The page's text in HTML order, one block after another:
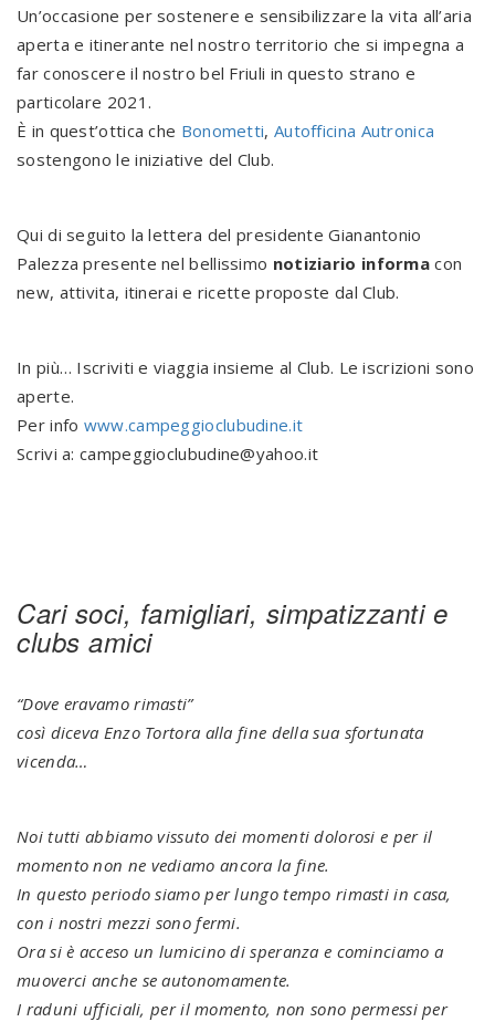
Un’occasione per sostenere e sensibilizzare la vita all’aria
aperta e itinerante nel nostro territorio che si impegna a
far conoscere il nostro bel Friuli in questo strano e
particolare 2021.
È in quest’ottica che Bonometti, Autofficina Autronica
sostengono le iniziative del Club.
Qui di seguito la lettera del presidente Gianantonio
Palezza presente nel bellissimo notiziario informa con
new, attivita, itinerai e ricette proposte dal Club.
In più… Iscriviti e viaggia insieme al Club. Le iscrizioni sono
aperte.
Per info www.campeggioclubudine.it
Scrivi a: campeggioclubudine@yahoo.it
Cari soci, famigliari, simpatizzanti e
clubs amici
“Dove eravamo rimasti”
così diceva Enzo Tortora alla fine della sua sfortunata
vicenda…
Noi tutti abbiamo vissuto dei momenti dolorosi e per il
momento non ne vediamo ancora la fine.
In questo periodo siamo per lungo tempo rimasti in casa,
con i nostri mezzi sono fermi.
Ora si è acceso un lumicino di speranza e cominciamo a
muoverci anche se autonomamente.
I raduni ufficiali, per il momento, non sono permessi per